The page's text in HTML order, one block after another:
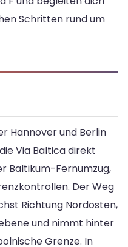
Schritten rund um
Hannover und Berlin
Via Baltica direkt
Baltikum-Fernumzug,
Der Weg
Richtung Nordosten,
und nimmt hinter
Grenze. In